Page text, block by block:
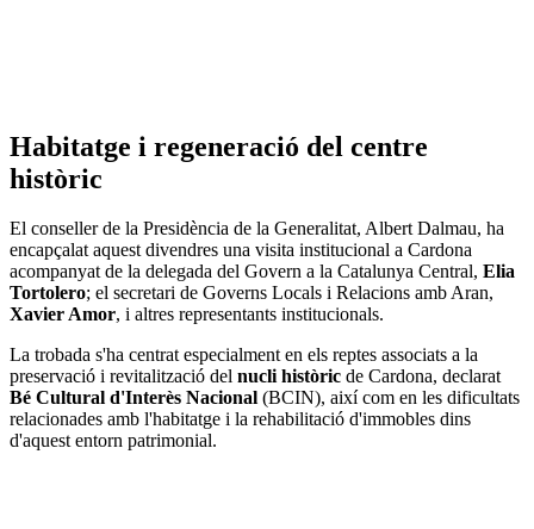
Habitatge i regeneració del centre
històric
El conseller de la Presidència de la Generalitat, Albert Dalmau, ha
encapçalat aquest divendres una visita institucional a Cardona
acompanyat de la delegada del Govern a la Catalunya Central, Elia
Tortolero; el secretari de Governs Locals i Relacions amb Aran,
Xavier Amor, i altres representants institucionals.
La trobada s'ha centrat especialment en els reptes associats a la
preservació i revitalització del nucli històric de Cardona, declarat
Bé Cultural d'Interès Nacional (BCIN), així com en les dificultats
relacionades amb l'habitatge i la rehabilitació d'immobles dins
d'aquest entorn patrimonial.